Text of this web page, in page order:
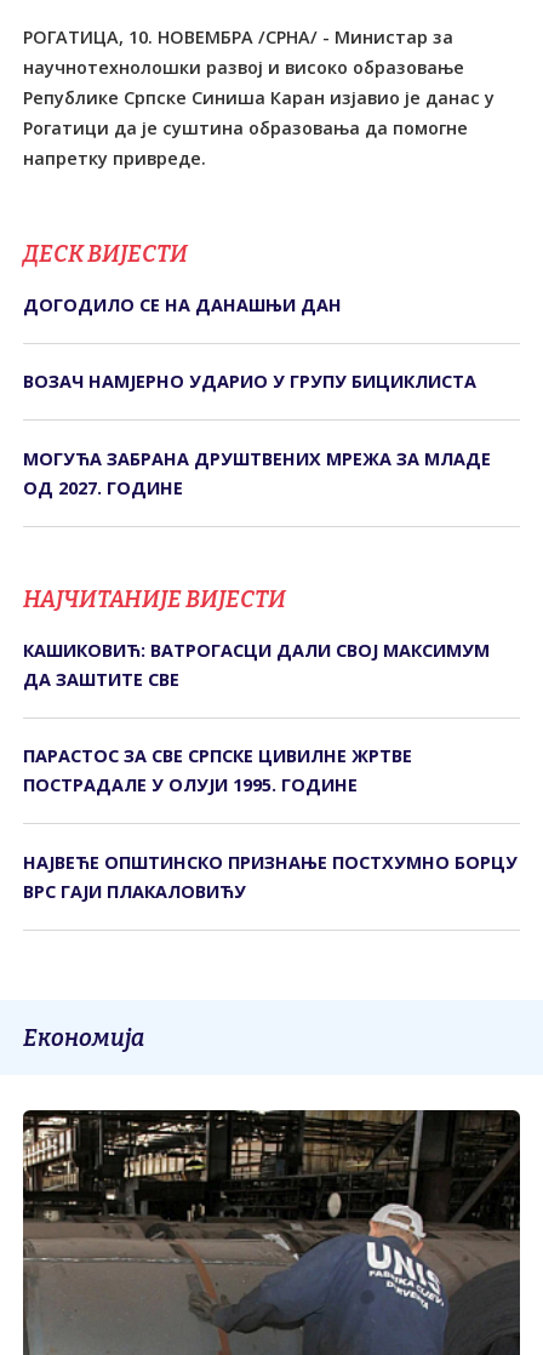
РОГАТИЦА, 10. НОВЕМБРА /СРНА/ - Министар за
научнотехнолошки развој и високо образовање
Републике Српске Синиша Каран изјавио је данас у
Рогатици да је суштина образовања да помогне
напретку привреде.
ДЕСК ВИЈЕСТИ
ДОГОДИЛО СЕ НА ДАНАШЊИ ДАН
ВОЗАЧ НАМЈЕРНО УДАРИО У ГРУПУ БИЦИКЛИСТА
МОГУЋА ЗАБРАНА ДРУШТВЕНИХ МРЕЖА ЗА МЛАДЕ
ОД 2027. ГОДИНЕ
НАЈЧИТАНИЈЕ ВИЈЕСТИ
КАШИКОВИЋ: ВАТРОГАСЦИ ДАЛИ СВОЈ МАКСИМУМ
ДА ЗАШТИТЕ СВЕ
ПАРАСТОС ЗА СВЕ СРПСКЕ ЦИВИЛНЕ ЖРТВЕ
ПОСТРАДАЛЕ У ОЛУЈИ 1995. ГОДИНЕ
НАЈВЕЋЕ ОПШТИНСКО ПРИЗНАЊЕ ПОСТХУМНО БОРЦУ
ВРС ГАЈИ ПЛАКАЛОВИЋУ
Економија